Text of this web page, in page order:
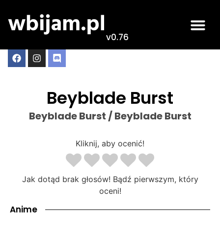
v0.76
Beyblade Burst
Beyblade Burst / Beyblade Burst
Kliknij, aby ocenić!
Jak dotąd brak głosów! Bądź pierwszym, który
oceni!
Anime